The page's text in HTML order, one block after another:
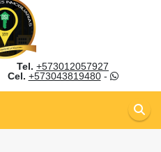
Tel. +573012057927
Cel. +573043819480-